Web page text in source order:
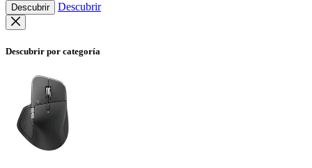
Descubrir Descubrir
Descubrir por categoría